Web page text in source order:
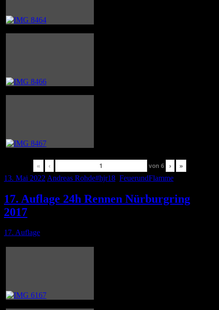
« ‹ von 6 ›
»
13. Mai 2022 Andreas Rohde#hjr18 FeuerundFlamme
17. Auflage 24h Rennen Nürburgring
2017
17. Auflage